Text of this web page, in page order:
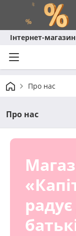
Інтернет-
Про нас
Про нас